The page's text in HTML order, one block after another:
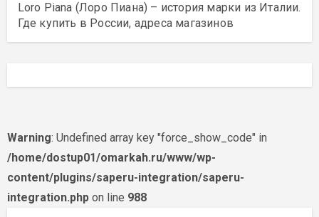
Loro Piana (Лоро Пиана) – история марки из Италии.
Где купить в России, адреса магазинов
Warning: Undefined array key "force_show_code" in
/home/dostup01/omarkah.ru/www/wp-
content/plugins/saperu-integration/saperu-
integration.phpon line 988